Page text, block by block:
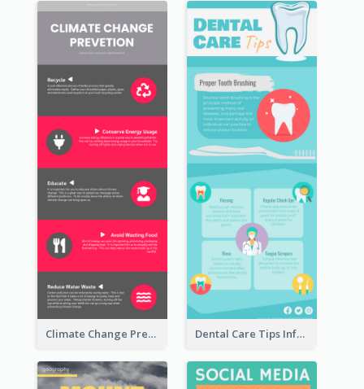
Climate Change Prevention Infographic Dental Care Tips Infographic